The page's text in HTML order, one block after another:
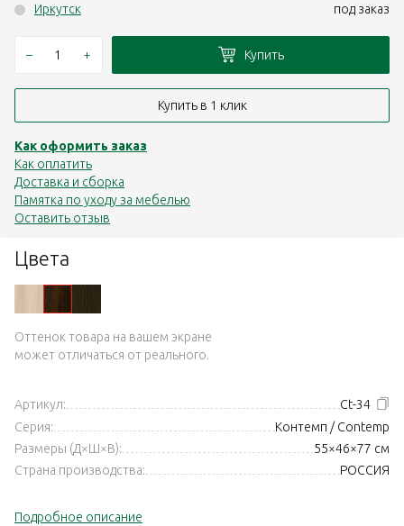
Цвета
Оттенок товара на вашем экране
может отличаться от реального.
Артикул:
Ct-34
Серия:
Контемп / Contemp
Размеры (Д×Ш×В):
55×46×77 см
Страна производства:
РОССИЯ
Подробное описание
Иркутск
под заказ
– + Купить
Купить в 1 клик
Как оформить заказ
Как оплатить
Доставка и сборка
Памятка по уходу за мебелью
Оставить отзыв